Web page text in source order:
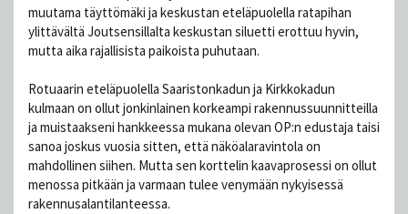
muutama täyttömäki ja keskustan eteläpuolella ratapihan
ylittävältä Joutsensillalta keskustan siluetti erottuu hyvin,
mutta aika rajallisista paikoista puhutaan.
Rotuaarin eteläpuolella Saaristonkadun ja Kirkkokadun
kulmaan on ollut jonkinlainen korkeampi rakennussuunnitteilla
ja muistaakseni hankkeessa mukana olevan OP:n edustaja taisi
sanoa joskus vuosia sitten, että näköalaravintola on
mahdollinen siihen. Mutta sen korttelin kaavaprosessi on ollut
menossa pitkään ja varmaan tulee venymään nykyisessä
rakennusalantilanteessa.